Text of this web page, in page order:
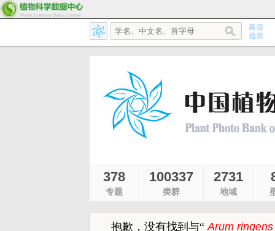
378
专题
100337
类群
2731
地域
抱歉，没有找到与“Arum